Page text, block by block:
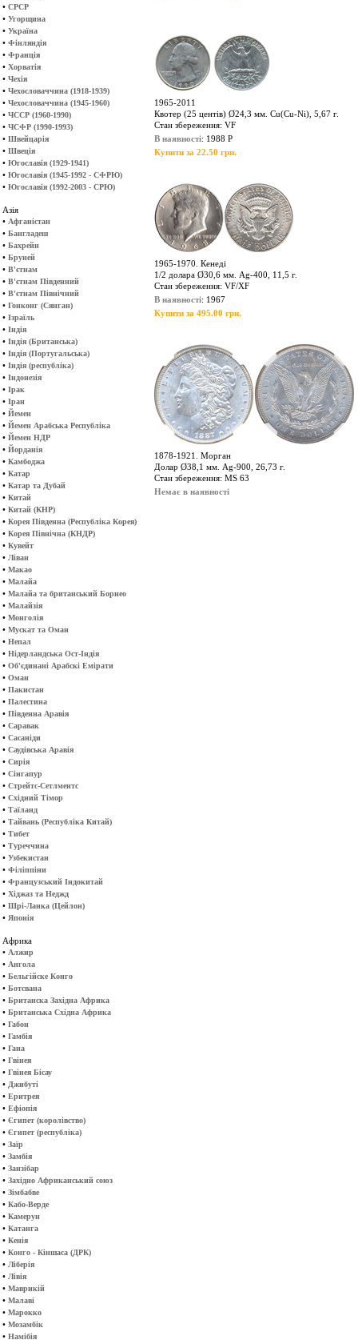
• СРСР
• Угорщина
• Україна
• Фінляндія
• Франція
• Хорватія
• Чехія
• Чехословаччина (1918-1939)
• Чехословаччина (1945-1960)
• ЧССР (1960-1990)
• ЧСФР (1990-1993)
• Швейцарія
• Швеція
• Югославія (1929-1941)
• Югославія (1945-1992 - СФРЮ)
• Югославія (1992-2003 - СРЮ)
Азія
• Афганістан
• Бангладеш
• Бахрейн
• Бруней
• В'єтнам
• В'єтнам Південний
• В'єтнам Північний
• Гонконг (Сянган)
• Ізраїль
• Індія
• Індія (Британська)
• Індія (Португальська)
• Індія (республіка)
• Індонезія
• Ірак
• Іран
• Йемен
• Йемен Арабська Республіка
• Йемен НДР
• Йорданія
• Камбоджа
• Катар
• Катар та Дубай
• Китай
• Китай (КНР)
• Корея Південна (Республіка Корея)
• Корея Північна (КНДР)
• Кувейт
• Ліван
• Макао
• Малайа
• Малайа та британський Борнео
• Малайзія
• Монголія
• Мускат та Оман
• Непал
• Нідерландська Ост-Індія
• Об'єдинані Арабскі Емірати
• Оман
• Пакистан
• Палестина
• Південна Аравія
• Саравак
• Сасаніди
• Саудівська Аравія
• Сирія
• Сінгапур
• Стрейтс-Сетлментс
• Східний Тімор
• Таїланд
• Тайвань (Республіка Китай)
• Тибет
• Туреччина
• Узбекистан
• Філіппіни
• Французський Індокитай
• Хіджаз та Неджд
• Шрі-Ланка (Цейлон)
• Японія
Африка
• Алжир
• Ангола
• Бельгійске Конго
• Ботсвана
• Британска Західна Африка
• Британська Східна Африка
• Габон
• Гамбія
• Гана
• Гвінея
• Гвінея Бісау
• Джибуті
• Еритрея
• Ефіопія
• Єгипет (королівство)
• Єгипет (республіка)
• Заїр
• Замбія
• Занзібар
• Західно Африканський союз
• Зімбабве
• Кабо-Верде
• Камерун
• Катанга
• Кенія
• Конго - Кіншаса (ДРК)
• Ліберія
• Лівія
• Маврикій
• Малаві
• Марокко
• Мозамбік
• Намібія
1965-2011
Квотер (25 центів) Ø24,3 мм. Cu(Cu-Ni), 5,67 г.
Стан збереження: VF
В наявності: 1988 P
Купити за 22.50 грн.
1965-1970. Кенеді
1/2 долара Ø30,6 мм. Ag-400, 11,5 г.
Стан збереження: VF/XF
В наявності: 1967
Купити за 495.00 грн.
1878-1921. Морган
Долар Ø38,1 мм. Ag-900, 26,73 г.
Стан збереження: MS 63
Немає в наявності